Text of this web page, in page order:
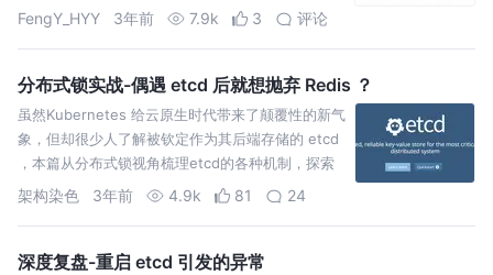
能：Watch和Revision。Watch可以实时推
FengY_HYY 3年前 7.9k 3 评论
分布式锁实战-偶遇 etcd 后就想抛弃 Redis ？
虽然Kubernetes 给云原生时代带来了颠覆性的新气
象，但却很少人了解被钦定作为其后端存储的 etcd
，本篇从分布式锁视角梳理etcd的各种机制，探索
基于etcd的锁实现为何如此优雅。
架构染色 3年前 4.9k 81 24
深度复盘-重启 etcd 引发的异常